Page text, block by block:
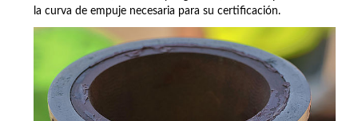
la curva de empuje necesaria para su certificación.